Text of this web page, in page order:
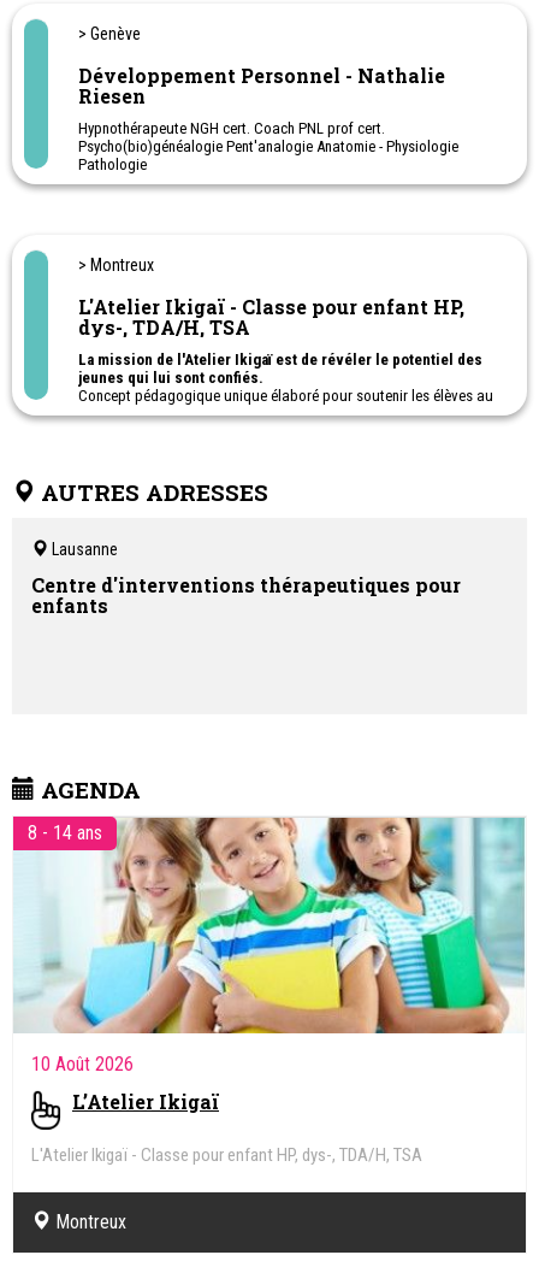
> Genève
Développement Personnel - Nathalie
Riesen
Hypnothérapeute NGH cert. Coach PNL prof cert.
Psycho(bio)généalogie Pent'analogie Anatomie - Physiologie
Pathologie
Ouverture, confiance en soi- cauchemars, hyperactivité,
mentale
> Montreux
L'Atelier Ikigaï - Classe pour enfant HP,
dys-, TDA/H, TSA
La mission de l'Atelier Ikigaï est de révéler le potentiel des
jeunes qui lui sont confiés.
Concept pédagogique unique élaboré pour soutenir les élèves au
profil neuroatypique (HP, dys-, TDA/H, TSA) en rupture scolaire ou
Une alternative à la scolarité obligatoire, ouverte aux enfants de
10 à 16 ans, en fonction de leurs âges.
AUTRES ADRESSES
Lausanne
Centre d'interventions thérapeutiques pour
enfants
AGENDA
8 - 14 ans
10 Août 2026
L’Atelier Ikigaï
L'Atelier Ikigaï - Classe pour enfant HP, dys-, TDA/H, TSA
Montreux